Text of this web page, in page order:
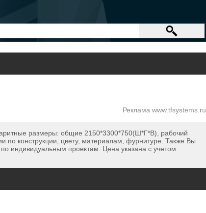
Реклама www.tfsystems.ru
размеры: общие 2150*3300*750(Ш*Г*В), рабочий
по конструкции, цвету, материалам, фурнитуре. Также Вы
индивидуальным проектам. Цена указана с учетом